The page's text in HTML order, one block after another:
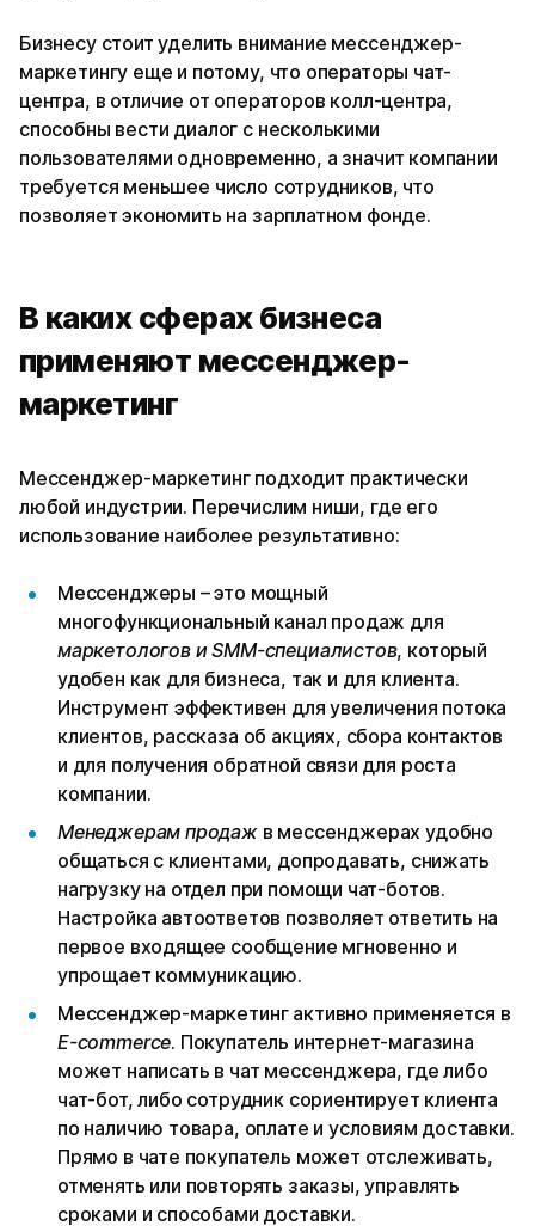
Бизнесу стоит уделить внимание мессенджер-
маркетингу еще и потому, что операторы чат-
центра, в отличие от операторов колл-центра,
способны вести диалог с несколькими
пользователями одновременно, а значит компании
требуется меньшее число сотрудников, что
позволяет экономить на зарплатном фонде.
В каких сферах бизнеса
применяют мессенджер-
маркетинг
Мессенджер-маркетинг подходит практически
любой индустрии. Перечислим ниши, где его
использование наиболее результативно:
Мессенджеры – это мощный
многофункциональный канал продаж для
маркетологов и SMM-специалистов, который
удобен как для бизнеса, так и для клиента.
Инструмент эффективен для увеличения потока
клиентов, рассказа об акциях, сбора контактов
и для получения обратной связи для роста
компании.
Менеджерам продажв мессенджерах удобно
общаться с клиентами, допродавать, снижать
нагрузку на отдел при помощи чат-ботов.
Настройка автоответов позволяет ответить на
первое входящее сообщение мгновенно и
упрощает коммуникацию.
Мессенджер-маркетинг активно применяется в
E-commerce. Покупатель интернет-магазина
может написать в чат мессенджера, где либо
чат-бот, либо сотрудник сориентирует клиента
по наличию товара, оплате и условиям доставки.
Прямо в чате покупатель может отслеживать,
отменять или повторять заказы, управлять
сроками и способами доставки.